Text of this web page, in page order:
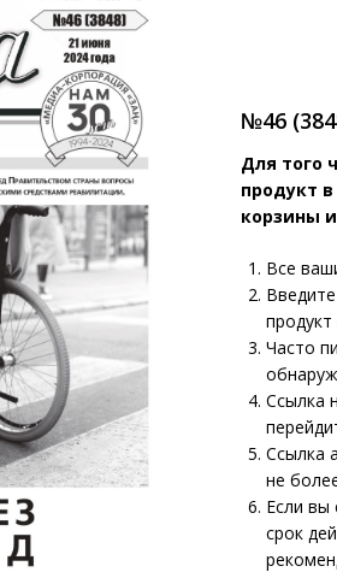
№46
Для того
продукт
корзины
Все
Часто
Ссылка
Ссылка
не
Если вы
срок